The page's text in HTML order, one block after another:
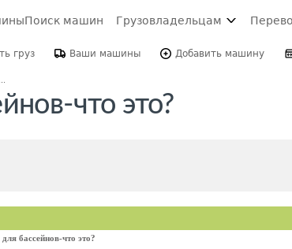
Поиск машин Грузовладельцам
груз Ваши машины Добавить машину
что это?
бассейнов-что это?